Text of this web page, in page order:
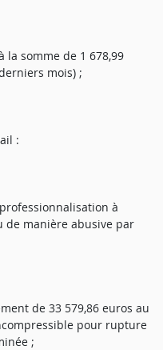
la somme de 1 678,99
mois) ;
:
à
de manière abusive par
de 33 579,86 euros au
pour rupture
;